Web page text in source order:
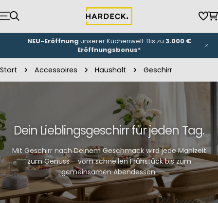
Inhalt
springen
NEU-Eröffnung unserer Küchenwelt: Bis zu 3.000 €
Eröffnungsbonus*
Start Accessoires Haushalt Geschirr
Dein Lieblingsgeschirr für jeden Tag.
Mit Geschirr nach Deinem Geschmack wird jede Mahlzeit
zum Genuss – vom schnellen Frühstück bis zum
gemeinsamen Abendessen.